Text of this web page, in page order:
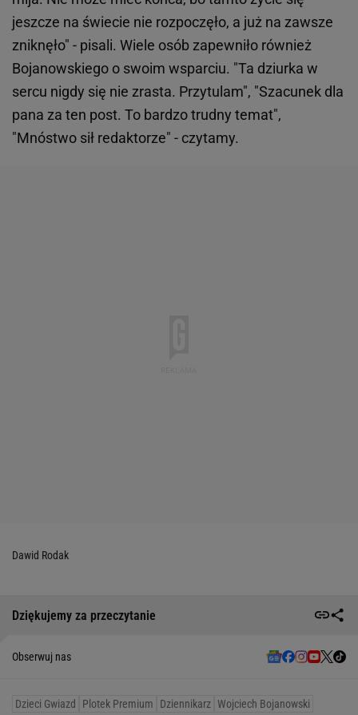
jeszcze na świecie nie rozpoczęło, a już na zawsze
zniknęło" - pisali. Wiele osób zapewniło również
Bojanowskiego o swoim wsparciu. "Ta dziurka w
sercu nigdy się nie zrasta. Przytulam", "Szacunek dla
pana za ten post. To bardzo trudny temat",
"Mnóstwo sił redaktorze" - czytamy.
Dawid Rodak
Dziękujemy za przeczytanie
Obserwuj nas
Dzieci Gwiazd Plotek Premium Dziennikarz Wojciech Bojanowski